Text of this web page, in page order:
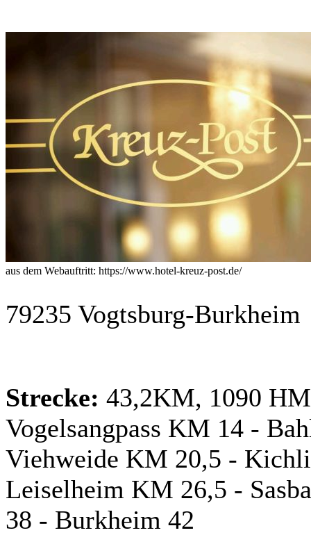
aus dem Webauftritt: https://www.hotel-kreuz-post.de/
79235 Vogtsburg-Burkheim
Strecke: 43,2KM, 1090
Vogelsangpass KM 14 -
Viehweide KM 20,5 -
Leiselheim KM 26,5 -
38 - Burkheim 42